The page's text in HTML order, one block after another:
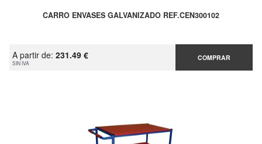
CARRO ENVASES GALVANIZADO REF.CEN300102
A partir de: 231.49 €
SIN IVA
COMPRAR